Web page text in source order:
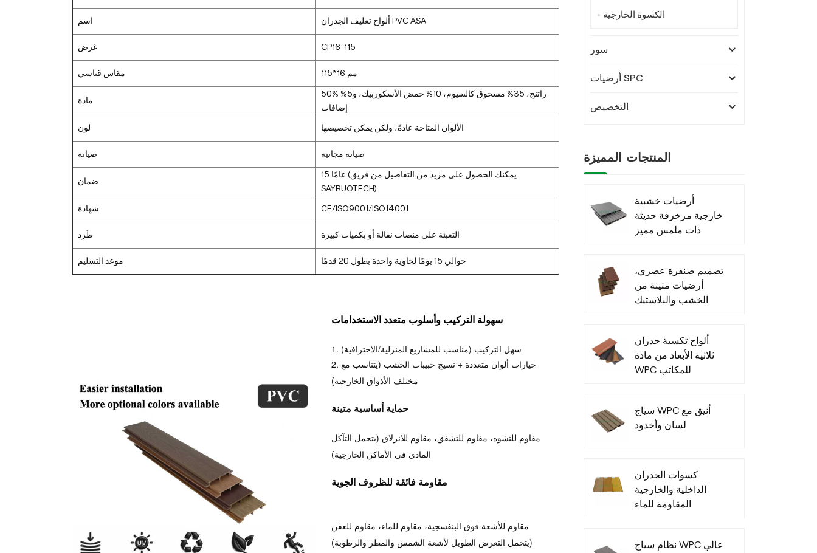
اسم ألواح تغليف الجدران PVC ASA
غرض CP16-115
مقاس قياسي 115*16 مم
مادة
50% راتنج، 35% مسحوق كالسيوم، 10% حمض الأسكوربيك، و5%
إضافات
لون الألوان المتاحة عادةً، ولكن يمكن تخصيصها
صيانة صيانة مجانية
ضمان
15 عامًا (يمكنك الحصول على مزيد من التفاصيل من فريق
SAYRUOTECH)
شهادة CE/ISO9001/ISO14001
طَرد التعبئة على منصات نقالة أو بكميات كبيرة
موعد التسليم حوالي 15 يومًا لحاوية واحدة بطول 20 قدمًا
سهولة التركيب وأسلوب متعدد الاستخدامات
1. سهل التركيب (مناسب للمشاريع المنزلية/الاحترافية)
2. خيارات ألوان متعددة + نسيج حبيبات الخشب (يتناسب مع
مختلف الأذواق الخارجية)
حماية أساسية متينة
مقاوم للتشوه، مقاوم للتشقق، مقاوم للانزلاق (يتحمل التآكل
المادي في الأماكن الخارجية)
مقاومة فائقة للظروف الجوية
مقاوم للأشعة فوق البنفسجية، مقاوم للماء، مقاوم للعفن
(يتحمل التعرض الطويل لأشعة الشمس والمطر والرطوبة)
الكسوة الخارجية
سور
أرضيات SPC
التخصيص
المنتجات المميزة
أرضيات خشبية
خارجية مزخرفة حديثة
ذات ملمس مميز
تصميم صنفرة عصري،
أرضيات متينة من
الخشب والبلاستيك
ألواح تكسية جدران
ثلاثية الأبعاد من مادة
WPC للمكاتب
سياج WPC أنيق مع
لسان وأخدود
كسوات الجدران
الداخلية والخارجية
المقاومة للماء
نظام سياج WPC عالي